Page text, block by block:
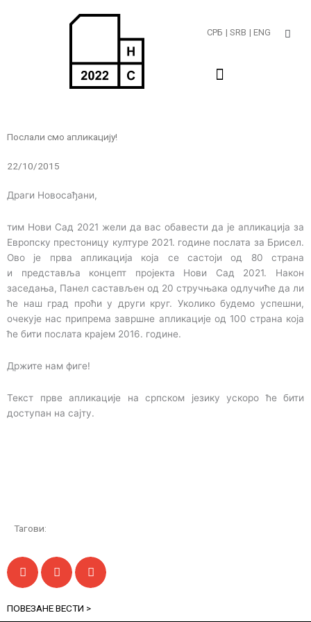
СРБ | SRB | ENG
Послали смо апликацију!
22/10/2015
Драги Новосађани,
тим Нови Сад 2021 жели да вас обавести да је апликација за
Европску престоницу културе 2021. године послата за Брисел.
Ово је прва апликација која се састоји од 80 страна
и представља концепт пројекта Нови Сад 2021. Након
заседања, Панел састављен од 20 стручњака одлучиће да ли
ће наш град проћи у други круг. Уколико будемо успешни,
очекује нас припрема завршне апликације од 100 страна која
ће бити послата крајем 2016. године.
Држите нам фиге!
Текст прве апликације на српском језику ускоро ће бити
доступан на сајту.
Тагови:
ПОВЕЗАНЕ ВЕСТИ >